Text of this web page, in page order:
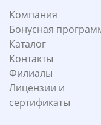
Компания
Бонусная
Каталог
Контакты
Филиалы
Лицензии и
сертификаты